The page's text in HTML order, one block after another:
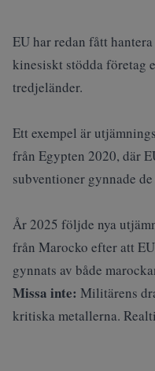
EU har redan fått
kinesiskt stödda företag
tredjeländer.
Ett exempel är
från Egypten 2020, där
subventioner gynnade
År 2025 följde nya
från Marocko efter att
gynnats av både
Missa inte: Militärens
kritiska metallerna.